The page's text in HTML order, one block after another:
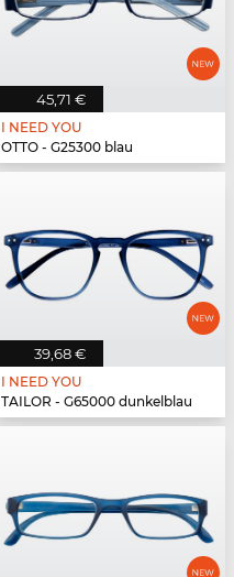
45,71 €
I NEED YOU
OTTO - G25300 blau
39,68 €
I NEED YOU
TAILOR - G65000 dunkelblau